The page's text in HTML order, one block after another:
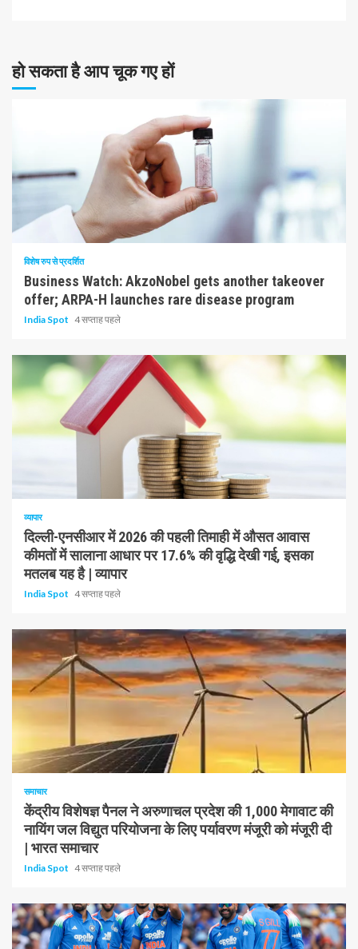
हो सकता है आप चूक गए हों
10 न्यूनतम पढ़ा
विशेष रुप से प्रदर्शित
Business Watch: AkzoNobel gets another takeover
offer; ARPA-H launches rare disease program
India Spot 4 सप्ताह पहले
व्यापार
दिल्ली-एनसीआर में 2026 की पहली तिमाही में औसत आवास
कीमतों में सालाना आधार पर 17.6% की वृद्धि देखी गई, इसका
मतलब यह है | व्यापार
India Spot 4 सप्ताह पहले
1 न्यूनतम पढ़ा
समाचार
केंद्रीय विशेषज्ञ पैनल ने अरुणाचल प्रदेश की 1,000 मेगावाट की
नायिंग जल विद्युत परियोजना के लिए पर्यावरण मंजूरी को मंजूरी दी
| भारत समाचार
India Spot 4 सप्ताह पहले